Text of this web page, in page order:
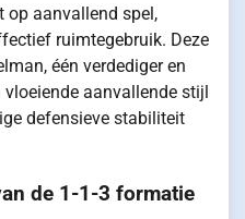
op aanvallend spel,
ruimtegebruik. Deze
één verdediger en
aanvallende stijl
defensieve stabiliteit
de 1-1-3 formatie